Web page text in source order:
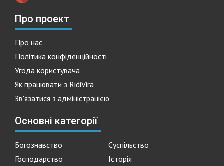
Про проект
Про нас
Політика конфіденційності
Угода користувача
Як працювати з RidiVira
Зв'язатися з адміністрацією
Основні категорії
Богознавство
Суспільство
Господарство
Історія